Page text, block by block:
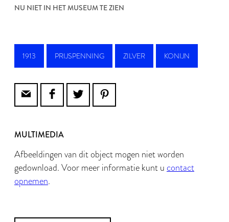
NU NIET IN HET MUSEUM TE ZIEN
1913 PRIJSPENNING ZILVER KONIJN
MULTIMEDIA
Afbeeldingen van dit object mogen niet worden
gedownload. Voor meer informatie kunt u contact
opnemen.